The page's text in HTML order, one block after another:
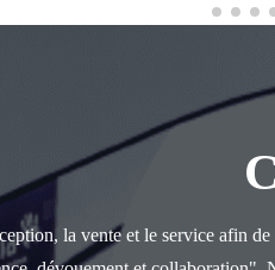
la vente et le service afin